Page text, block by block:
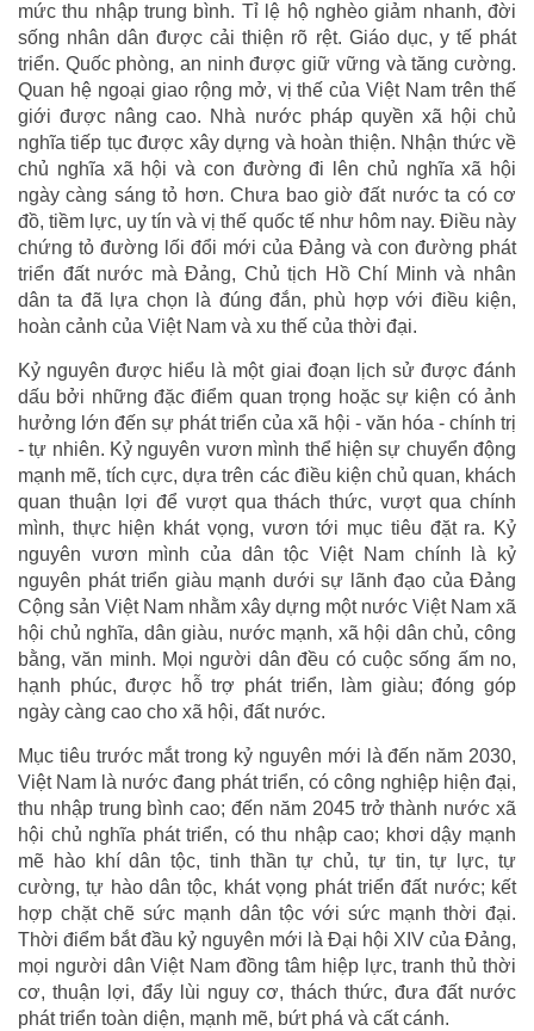
mức thu nhập trung bình. Tỉ lệ hộ nghèo giảm nhanh, đời
sống nhân dân được cải thiện rõ rệt. Giáo dục, y tế phát
triển. Quốc phòng, an ninh được giữ vững và tăng cường.
Quan hệ ngoại giao rộng mở, vị thế của Việt Nam trên thế
giới được nâng cao. Nhà nước pháp quyền xã hội chủ
nghĩa tiếp tục được xây dựng và hoàn thiện. Nhận thức về
chủ nghĩa xã hội và con đường đi lên chủ nghĩa xã hội
ngày càng sáng tỏ hơn. Chưa bao giờ đất nước ta có cơ
đồ, tiềm lực, uy tín và vị thế quốc tế như hôm nay. Điều này
chứng tỏ đường lối đổi mới của Đảng và con đường phát
triển đất nước mà Đảng, Chủ tịch Hồ Chí Minh và nhân
dân ta đã lựa chọn là đúng đắn, phù hợp với điều kiện,
hoàn cảnh của Việt Nam và xu thế của thời đại.
Kỷ nguyên được hiểu là một giai đoạn lịch sử được đánh
dấu bởi những đặc điểm quan trọng hoặc sự kiện có ảnh
hưởng lớn đến sự phát triển của xã hội - văn hóa - chính trị
- tự nhiên. Kỷ nguyên vươn mình thể hiện sự chuyển động
mạnh mẽ, tích cực, dựa trên các điều kiện chủ quan, khách
quan thuận lợi để vượt qua thách thức, vượt qua chính
mình, thực hiện khát vọng, vươn tới mục tiêu đặt ra. Kỷ
nguyên vươn mình của dân tộc Việt Nam chính là kỷ
nguyên phát triển giàu mạnh dưới sự lãnh đạo của Đảng
Cộng sản Việt Nam nhằm xây dựng một nước Việt Nam xã
hội chủ nghĩa, dân giàu, nước mạnh, xã hội dân chủ, công
bằng, văn minh. Mọi người dân đều có cuộc sống ấm no,
hạnh phúc, được hỗ trợ phát triển, làm giàu; đóng góp
ngày càng cao cho xã hội, đất nước.
Mục tiêu trước mắt trong kỷ nguyên mới là đến năm 2030,
Việt Nam là nước đang phát triển, có công nghiệp hiện đại,
thu nhập trung bình cao; đến năm 2045 trở thành nước xã
hội chủ nghĩa phát triển, có thu nhập cao; khơi dậy mạnh
mẽ hào khí dân tộc, tinh thần tự chủ, tự tin, tự lực, tự
cường, tự hào dân tộc, khát vọng phát triển đất nước; kết
hợp chặt chẽ sức mạnh dân tộc với sức mạnh thời đại.
Thời điểm bắt đầu kỷ nguyên mới là Đại hội XIV của Đảng,
mọi người dân Việt Nam đồng tâm hiệp lực, tranh thủ thời
cơ, thuận lợi, đẩy lùi nguy cơ, thách thức, đưa đất nước
phát triển toàn diện, mạnh mẽ, bứt phá và cất cánh.